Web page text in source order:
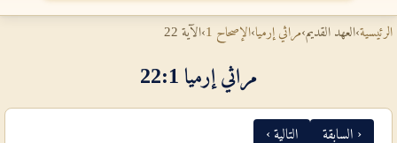
الرئيسية›العهد القديم›مراثي إرميا›الإصحاح 1 ›الآية 22
مراثي إرميا 1‏:‏22
‹ السابقة التالية ›